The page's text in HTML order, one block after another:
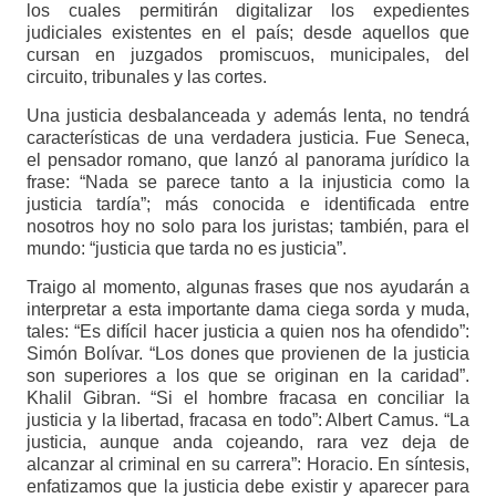
los cuales permitirán digitalizar los expedientes
judiciales existentes en el país; desde aquellos que
cursan en juzgados promiscuos, municipales, del
circuito, tribunales y las cortes.
Una justicia desbalanceada y además lenta, no tendrá
características de una verdadera justicia. Fue Seneca,
el pensador romano, que lanzó al panorama jurídico la
frase: “Nada se parece tanto a la injusticia como la
justicia tardía”; más conocida e identificada entre
nosotros hoy no solo para los juristas; también, para el
mundo: “justicia que tarda no es justicia”.
Traigo al momento, algunas frases que nos ayudarán a
interpretar a esta importante dama ciega sorda y muda,
tales: “Es difícil hacer justicia a quien nos ha ofendido”:
Simón Bolívar. “Los dones que provienen de la justicia
son superiores a los que se originan en la caridad”.
Khalil Gibran. “Si el hombre fracasa en conciliar la
justicia y la libertad, fracasa en todo”: Albert Camus. “La
justicia, aunque anda cojeando, rara vez deja de
alcanzar al criminal en su carrera”: Horacio. En síntesis,
enfatizamos que la justicia debe existir y aparecer para